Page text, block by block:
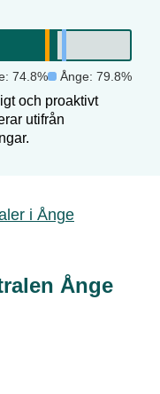
74.8% Ånge: 79.8%
och proaktivt
utifrån
i Ånge
Ånge